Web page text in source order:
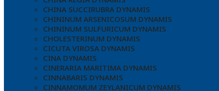
CHINA SUCCIRUBRA DYNAMIS
CHININUM ARSENICOSUM DYNAMIS
CHININUM SULFURICUM DYNAMIS
CHOLESTERINUM DYNAMIS
CICUTA VIROSA DYNAMIS
CINA DYNAMIS
CINERARIA MARITIMA DYNAMIS
CINNABARIS DYNAMIS
CINNAMOMUM ZEYLANICUM DYNAMIS